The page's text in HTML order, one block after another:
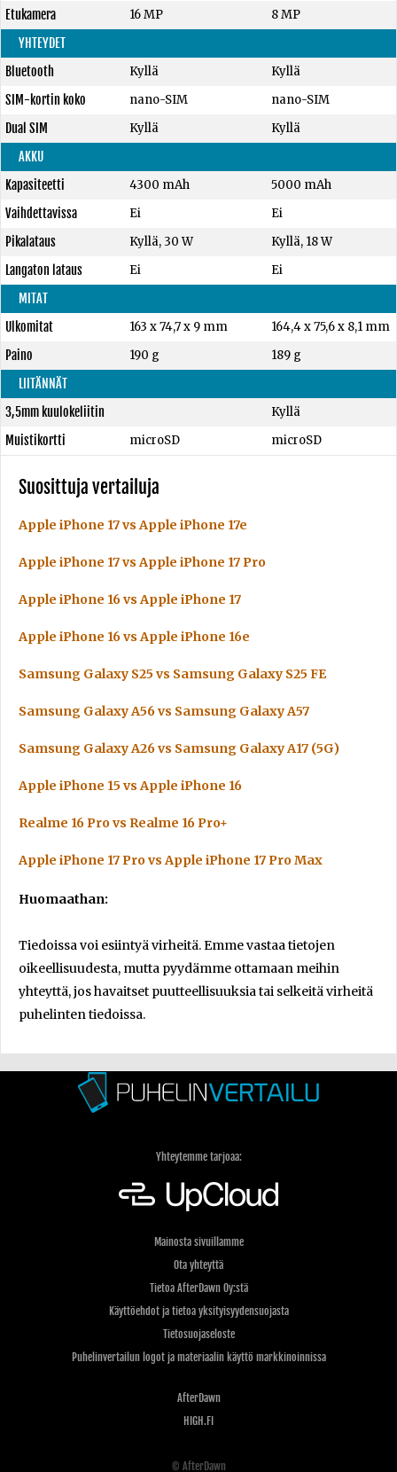
Etukamera
16 MP
8 MP
YHTEYDET
Bluetooth
Kyllä
Kyllä
SIM-kortin koko
nano-SIM
nano-SIM
Dual SIM
Kyllä
Kyllä
AKKU
Kapasiteetti
4300 mAh
5000 mAh
Vaihdettavissa
Ei
Ei
Pikalataus
Kyllä, 30 W
Kyllä, 18 W
Langaton lataus
Ei
Ei
MITAT
Ulkomitat
163 x 74,7 x 9 mm
164,4 x 75,6 x 8,1 mm
Paino
190 g
189 g
LIITÄNNÄT
3,5mm kuulokeliitin
Kyllä
Muistikortti
microSD microSD
Suosittuja vertailuja
Apple iPhone 17 vs Apple iPhone 17e
Apple iPhone 17 vs Apple iPhone 17 Pro
Apple iPhone 16 vs Apple iPhone 17
Apple iPhone 16 vs Apple iPhone 16e
Samsung Galaxy S25 vs Samsung Galaxy S25 FE
Samsung Galaxy A56 vs Samsung Galaxy A57
Samsung Galaxy A26 vs Samsung Galaxy A17 (5G)
Apple iPhone 15 vs Apple iPhone 16
Realme 16 Pro vs Realme 16 Pro+
Apple iPhone 17 Pro vs Apple iPhone 17 Pro Max
Huomaathan:
Tiedoissa voi esiintyä virheitä. Emme vastaa tietojen
oikeellisuudesta, mutta pyydämme ottamaan meihin
yhteyttä, jos havaitset puutteellisuuksia tai selkeitä virheitä
puhelinten tiedoissa.
Yhteytemme tarjoaa:
Mainosta sivuillamme
Ota yhteyttä
Tietoa AfterDawn Oy:stä
Käyttöehdot ja tietoa yksityisyydensuojasta
Tietosuojaseloste
Puhelinvertailun logot ja materiaalin käyttö markkinoinnissa
AfterDawn
HIGH.FI
© AfterDawn